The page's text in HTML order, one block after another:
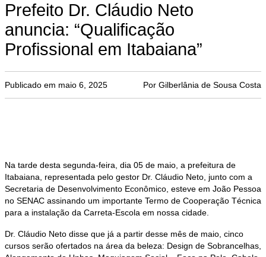
Prefeito Dr. Cláudio Neto
anuncia: “Qualificação
Profissional em Itabaiana”
Publicado em maio 6, 2025 Por Gilberlânia de Sousa Costa
Na tarde desta segunda-feira, dia 05 de maio, a prefeitura de
Itabaiana, representada pelo gestor Dr. Cláudio Neto, junto com a
Secretaria de Desenvolvimento Econômico, esteve em João Pessoa
no SENAC assinando um importante Termo de Cooperação Técnica
para a instalação da Carreta-Escola em nossa cidade.
Dr. Cláudio Neto disse que já a partir desse mês de maio, cinco
cursos serão ofertados na área da beleza: Design de Sobrancelhas,